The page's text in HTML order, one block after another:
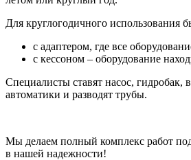
Для круглогодичного использования
с адаптером, где все
с кессоном – оборудование
Специалисты ставят насос, гидробак,
автоматики и разводят трубы.
Мы делаем полный комплекс работ
в нашей надежности!